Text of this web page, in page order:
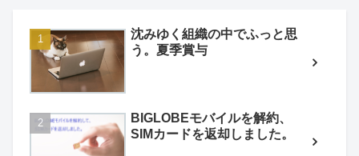
沈みゆく組織の中でふっと思
う。夏季賞与
BIGLOBEモバイルを解約、
SIMカードを返却しました。